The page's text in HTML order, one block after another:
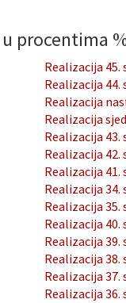
procentima
Realizacija 45.
Realizacija 44.
Realizacija
Realizacija
Realizacija 43.
Realizacija 42.
Realizacija 41.
Realizacija 34.
Realizacija 35.
Realizacija 40.
Realizacija 39.
Realizacija 38.
Realizacija 37.
Realizacija 36.